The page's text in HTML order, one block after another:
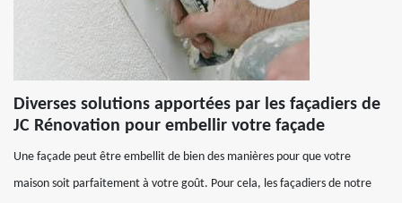
Diverses solutions apportées par les façadiers de
JC Rénovation pour embellir votre façade
Une façade peut être embellit de bien des manières pour que votre
maison soit parfaitement à votre goût. Pour cela, les façadiers de notre